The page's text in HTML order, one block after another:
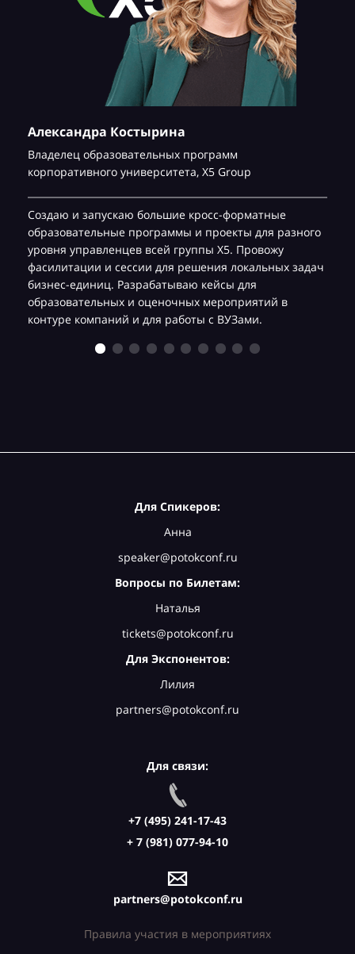
Александра Костырина
Владелец образовательных программ
корпоративного университета, Х5 Group
Создаю и запускаю большие кросс-форматные
образовательные программы и проекты для разного
уровня управленцев всей группы Х5. Провожу
фасилитации и сессии для решения локальных задач
бизнес-единиц. Разрабатываю кейсы для
образовательных и оценочных мероприятий в
контуре компаний и для работы с ВУЗами.
Для Спикеров:
Анна
speaker@potokconf.ru
Вопросы по Билетам:
Наталья
tickets@potokconf.ru
Для Экспонентов:
Лилия
partners@potokconf.ru
Для связи:
+7 (495) 241-17-43
+ 7 (981) 077-94-10
partners@potokconf.ru
Правила участия в мероприятиях